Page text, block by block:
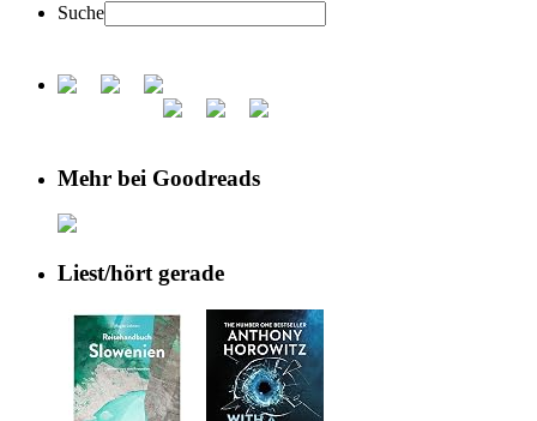
Suche
Mehr bei Goodreads
Liest/hört gerade